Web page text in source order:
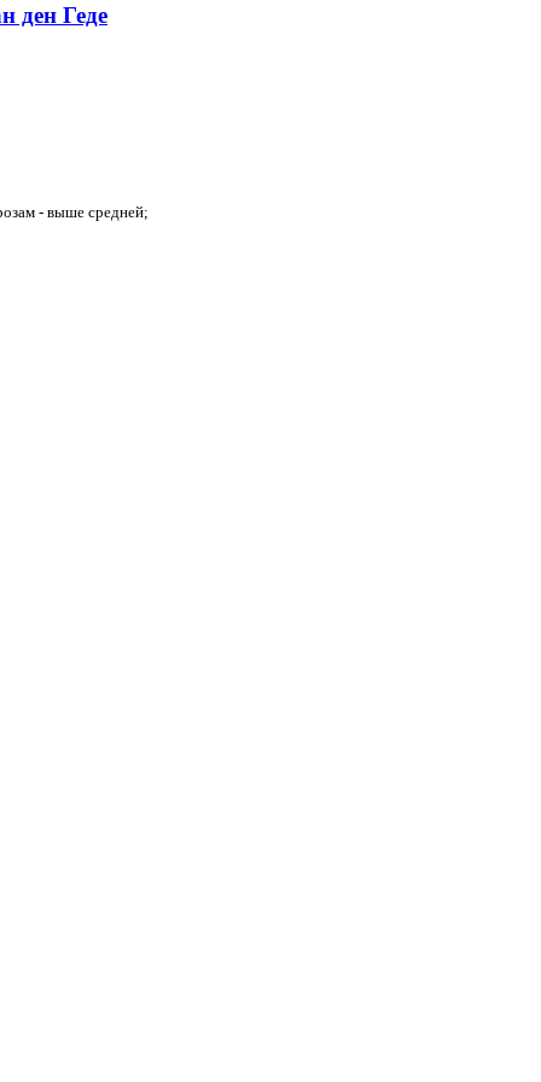
ден Геде
- выше средней;